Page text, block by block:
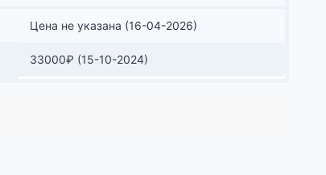
Цена не указана (16-04-2026)
33000₽ (15-10-2024)